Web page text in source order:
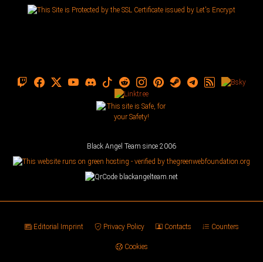
Black Angel Team since 2006
Editorial Imprint Privacy Policy Contacts Counters
Cookies